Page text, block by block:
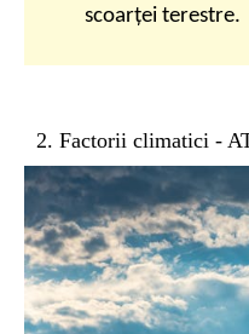
scoarței terestre.
2. Factorii climatici -